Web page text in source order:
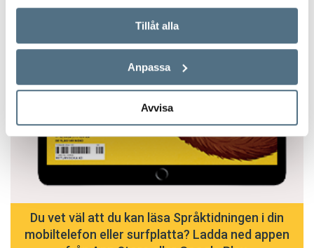
Tillåt alla
Anpassa
Avvisa
Du vet väl att du kan läsa Språktidningen i din
mobiltelefon eller surfplatta? Ladda ned appen